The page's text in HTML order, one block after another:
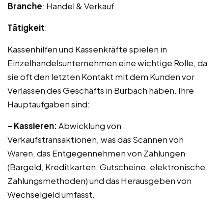
Branche: Handel & Verkauf
Tätigkeit:
Kassenhilfen und Kassenkräfte spielen in
Einzelhandelsunternehmen eine wichtige Rolle, da
sie oft den letzten Kontakt mit dem Kunden vor
Verlassen des Geschäfts in Burbach haben. Ihre
Hauptaufgaben sind:
– Kassieren:Abwicklung von
Verkaufstransaktionen, was das Scannen von
Waren, das Entgegennehmen von Zahlungen
(Bargeld, Kreditkarten, Gutscheine, elektronische
Zahlungsmethoden) und das Herausgeben von
Wechselgeld umfasst.